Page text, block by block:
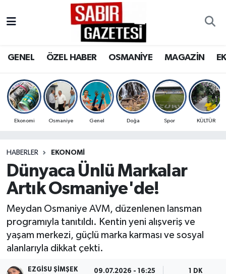
GENEL ÖZEL HABER OSMANİYE MAGAZİN
Ekonomi Osmaniye Genel Doğa Spor KÜLTÜR
HABERLER EKONOMI
Dünyaca Ünlü Markalar
Artık Osmaniye'de!
Meydan Osmaniye AVM, düzenlenen lansman
programıyla tanıtıldı. Kentin yeni alışveriş ve
yaşam merkezi, güçlü marka karması ve sosyal
alanlarıyla dikkat çekti.
EZGISU ŞIMŞEK 09.07.2026 - 16:25 1 DK
OSMANİYE
MAGAZİN
SPOR
RESMİ İLANLAR
Osmaniye Nöbetçi Eczaneler
Osmaniye Trafik Yoğunluk Haritası
Süper Lig Puan Durumu ve Fikstür
Son Dakika Haberleri
Haber Arşivi